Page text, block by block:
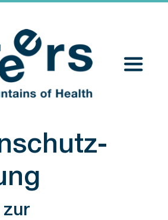
Toggle
zur